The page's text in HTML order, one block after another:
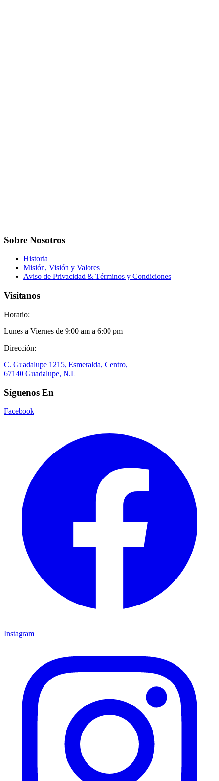
Sobre Nosotros
Historia
Misión, Visión y Valores
Aviso de Privacidad & Términos y Condiciones
Visítanos
Horario:
Lunes a Viernes de 9:00 am a 6:00 pm
Dirección:
C. Guadalupe 1215, Esmeralda, Centro,
67140 Guadalupe, N.L
Síguenos En
Facebook
Instagram